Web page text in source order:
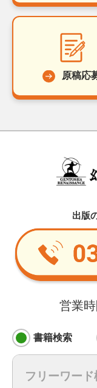
原稿応
出版
営業
書籍検索